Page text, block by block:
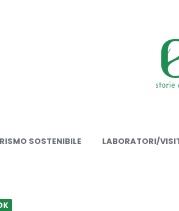
SOSTENIBILE LABORATORI/